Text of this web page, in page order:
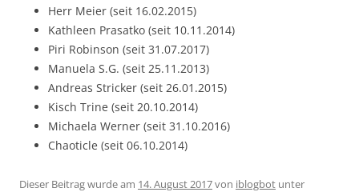
Herr Meier (seit 16.02.2015)
Kathleen Prasatko (seit 10.11.2014)
Piri Robinson (seit 31.07.2017)
Manuela S.G. (seit 25.11.2013)
Andreas Stricker (seit 26.01.2015)
Kisch Trine (seit 20.10.2014)
Michaela Werner (seit 31.10.2016)
Chaoticle (seit 06.10.2014)
Dieser Beitrag wurde am 14. August 2017von iblogbot unter